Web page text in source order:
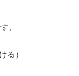
。
る）